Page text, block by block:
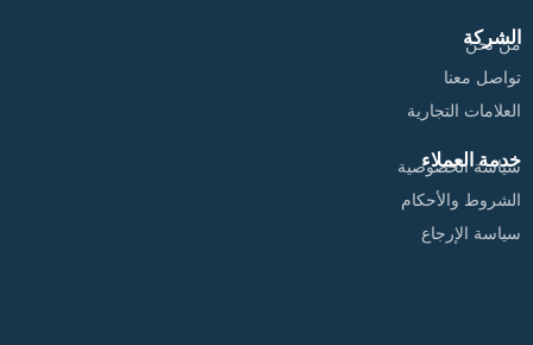
الشركة
من نحن
تواصل معنا
العلامات التجارية
خدمة العملاء
سياسة الخصوصية
الشروط والأحكام
سياسة الإرجاع